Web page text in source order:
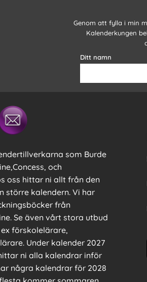
Genom att fylla i min
Kalenderkungen
Ditt namn
som Burde
och
oss hittar ni allt från den
större kalendern. Vi har
från
Se även vårt stora utbud
förskolelärare,
Under kalender 2027
ni alla kalendrar inför
några kalendrar för 2028